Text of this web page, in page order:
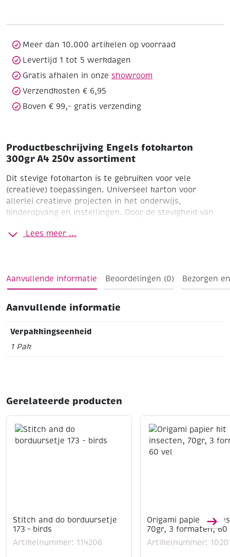
aantal
Meer dan 10.000 artikelen op voorraad
Levertijd 1 tot 5 werkdagen
Gratis afhalen in onze showroom
Verzendkosten € 6,95
Boven € 99,- gratis verzending
Productbeschrijving Engels fotokarton
300gr A4 250v assortiment
Dit stevige fotokarton is te gebruiken voor vele
(creatieve) toepassingen. Universeel karton voor
allerlei creatieve projecten in het onderwijs,
kinderopvang en instellingen. Door de stevigheid van
Ideal karton voor iedereen van die van sprankelend,
Lees meer ...
Aanvullende informatie Beoordelingen (0) Bezorgen
Aanvullende informatie
Verpakkingseenheid
1 Pak
Gerelateerde producten
Stitch and do borduursetje
173 – birds
Artikelnummer: 114206
Origami papier kit
70gr, 3 formaten, 60
Artikelnummer: